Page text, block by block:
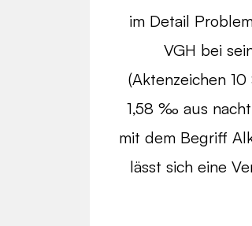
im Detail
VGH bei
(Aktenzeichen
1,58 ‰ aus
mit dem Begriff
lässt sich eine